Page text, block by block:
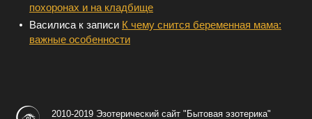
похоронах и на кладбище
Василиса к записи К чему снится беременная мама:
важные особенности
2010-2019 Эзотерический сайт "Бытовая эзотерика"